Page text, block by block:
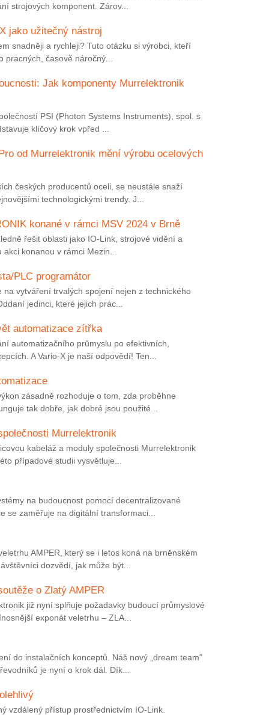
strojových komponent. Zárov...
jako užitečný nástroj
snadněji a rychleji? Tuto otázku si výrobci, kteří
časově náročný...
Jak komponenty Murrelektronik
PSI (Photon Systems Instruments), spol. s
klíčový krok vpřed ...
od Murrelektronik mění výrobu ocelových
českých producentů oceli, se neustále snaží
technologickými trendy. J...
konané v rámci MSV 2024 v Brně
řešit oblasti jako IO-Link, strojové vidění a
konanou v rámci Mezin...
PLC programátor
vytváření trvalých spojení nejen z technického
jedinci, které jejich prác...
automatizace zítřka
automatizačního průmyslu po efektivních,
A Vario-X je naší odpovědí! Ten...
zásadně rozhoduje o tom, zda proběhne
tak dobře, jak dobré jsou použité...
Murrelektronik
kabeláž a moduly společnosti Murrelektronik
případové studii vysvětluje...
na budoucnost pomocí decentralizované
se zaměřuje na digitální transformaci...
AMPER, který se i letos koná na brněnském
dozvědí, jak může být...
o Zlatý AMPER
již nyní splňuje požadavky budoucí průmyslové
exponát veletrhu – ZLA...
do instalačních konceptů. Náš nový „dream team"
je nyní o krok dál. Dík...
vzdálený přístup prostřednictvím IO-Link.